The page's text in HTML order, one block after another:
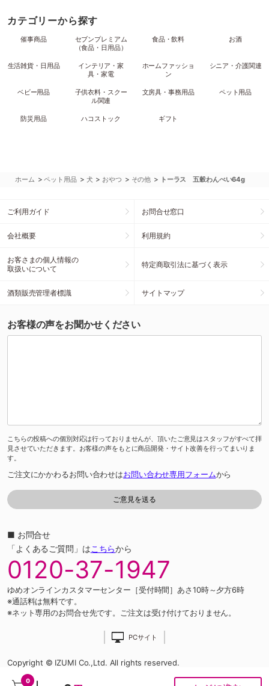
0
カテゴリーから探す
催事商品
セブンプレミアム
（食品・日用品）
食品・飲料 お酒
生活雑貨・日用品
インテリア・家
具・家電
ホームファッショ
ン
シニア・介護関連
ベビー用品
子供衣料・スクー
ル関連
文房具・事務用品 ペット用品
防災用品 ハコストック ギフト
ホーム >ペット用品 > 犬 > おやつ > その他 > トーラス 五穀わんべい64g
ご利用ガイド お問合せ窓口
会社概要 利用規約
お客さまの個人情報の
取扱いについて
特定商取引法に基づく表示
酒類販売管理者標識 サイトマップ
お客様の声をお聞かせください
こちらの投稿への個別対応は行っておりませんが、頂いたご意見はスタッフがすべて拝
見させていただきます。お客様の声をもとに商品開発・サイト改善を行ってまいりま
す。
ご注文にかかわるお問い合わせはお問い合わせ専用フォームから
■ お問合せ
「よくあるご質問」はこちらから
0120-37-1947
ゆめオンラインカスタマーセンター［受付時間］あさ10時～夕方6時
※通話料は無料です。
※ネット専用のお問合せ先です。ご注文は受け付けておりません。
PCサイト
Copyright © IZUMI Co.,Ltd. All rights reserved.